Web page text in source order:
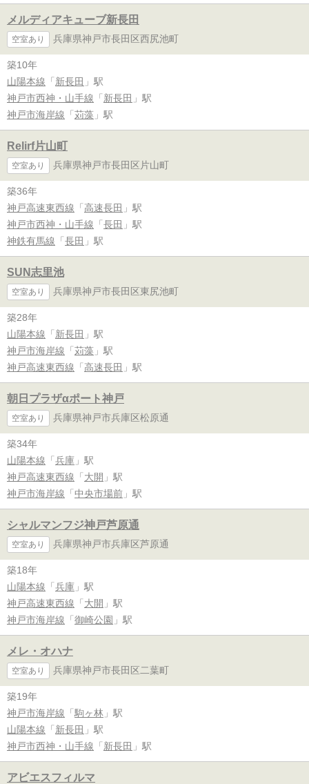
メルディアキューブ新長田
空室あり 兵庫県神戸市長田区西尻池町
築10年
山陽本線 「 新長田 」駅
神戸市西神・山手線 「 新長田 」駅
神戸市海岸線 「 苅藻 」駅
Relirf片山町
空室あり 兵庫県神戸市長田区片山町
築36年
神戸高速東西線 「 高速長田 」駅
神戸市西神・山手線 「 長田 」駅
神鉄有馬線 「 長田 」駅
SUN志里池
空室あり 兵庫県神戸市長田区東尻池町
築28年
山陽本線 「 新長田 」駅
神戸市海岸線 「 苅藻 」駅
神戸高速東西線 「 高速長田 」駅
朝日プラザαポート神戸
空室あり 兵庫県神戸市兵庫区松原通
築34年
山陽本線 「 兵庫 」駅
神戸高速東西線 「 大開 」駅
神戸市海岸線 「 中央市場前 」駅
シャルマンフジ神戸芦原通
空室あり 兵庫県神戸市兵庫区芦原通
築18年
山陽本線 「 兵庫 」駅
神戸高速東西線 「 大開 」駅
神戸市海岸線 「 御崎公園 」駅
メレ・オハナ
空室あり 兵庫県神戸市長田区二葉町
築19年
神戸市海岸線 「 駒ヶ林 」駅
山陽本線 「 新長田 」駅
神戸市西神・山手線 「 新長田 」駅
アビエスフィルマ